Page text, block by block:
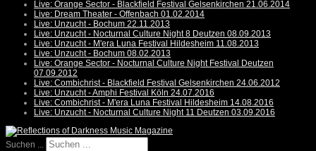
Live: Orange Sector - Blackfield Festival Gelsenkirchen 21.06.2014
Live: Dream Theater - Offenbach 01.02.2014
Live: Unzucht - Bochum 22.11.2013
Live: Unzucht - Nocturnal Culture Night 8 Deutzen 08.09.2013
Live: Unzucht - M'era Luna Festival Hildesheim 11.08.2013
Live: Unzucht - Bochum 08.02.2013
Live: Orange Sector - Nocturnal Culture Night Festival Deutzen
07.09.2012
Live: Combichrist - Blackfield Festival Gelsenkirchen 24.06.2012
Live: Unzucht - Amphi Festival Köln 24.07.2016
Live: Combichrist - M'era Luna Festival Hildesheim 14.08.2016
Live: Unzucht - Nocturnal Culture Night 11 Deutzen 03.09.2016
Suchen ...